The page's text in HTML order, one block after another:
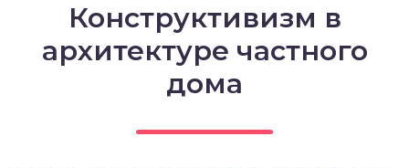
Конструктивизм в
архитектуре частного
дома